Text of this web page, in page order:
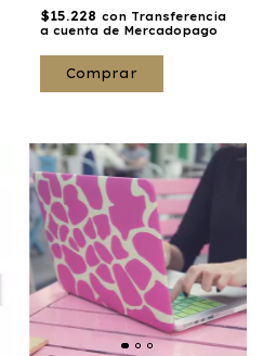
$15.228 con Transferencia
a cuenta de Mercadopago
Comprar